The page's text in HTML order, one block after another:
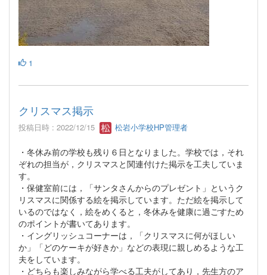
1
クリスマス掲示
投稿日時 : 2022/12/15 松岩小学校HP管理者
・冬休み前の学校も残り６日となりました。学校では，それ
ぞれの担当が，クリスマスと関連付けた掲示を工夫していま
す。
・保健室前には，「サンタさんからのプレゼント」というク
リスマスに関係する絵を掲示しています。ただ絵を掲示して
いるのではなく，絵をめくると，冬休みを健康に過ごすため
のポイントが書いてあります。
・イングリッシュコーナーは，「クリスマスに何がほしい
か」「どのケーキが好きか」などの表現に親しめるような工
夫をしています。
・どちらも楽しみながら学べる工夫がしてあり，先生方のア